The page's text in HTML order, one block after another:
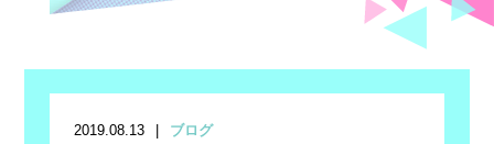
2019.08.13 ブログ